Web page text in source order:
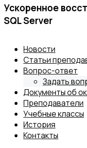
Ускоренное
SQL Server
Новости
Статьи
Вопрос-ответ
Задать
Документы об
Преподаватели
Учебные классы
История
Контакты